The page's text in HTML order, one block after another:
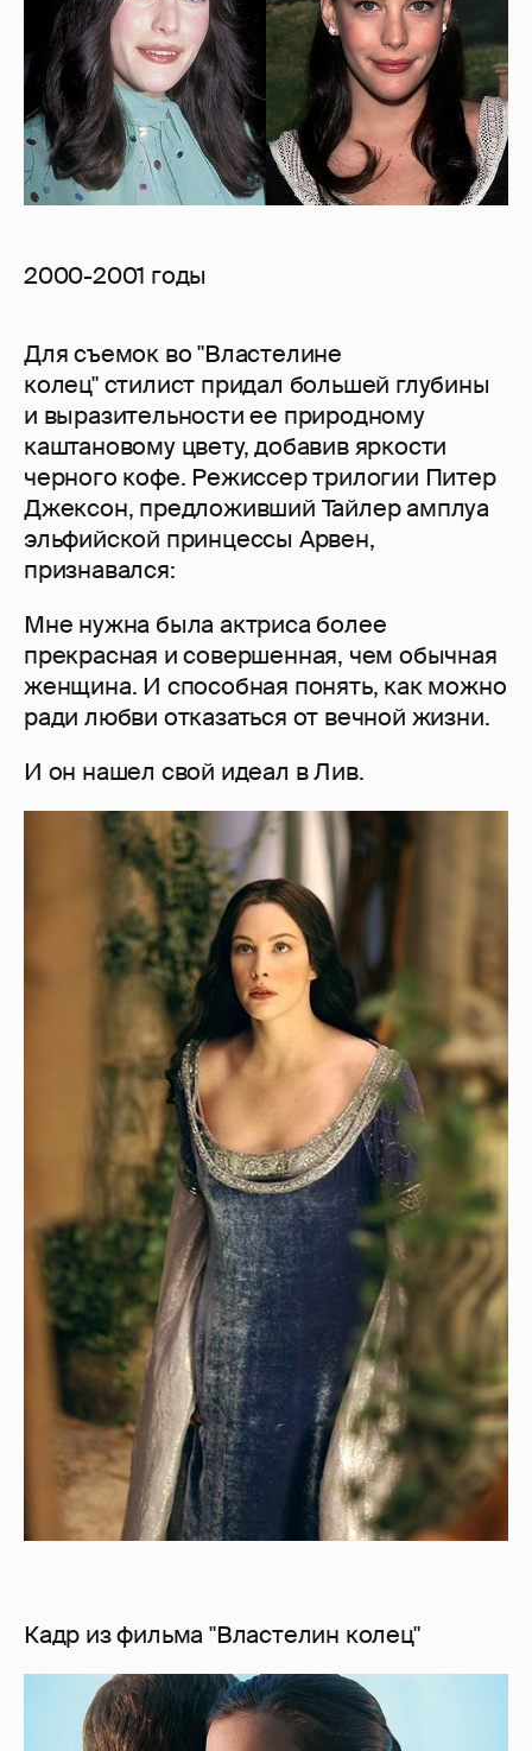
2000-2001 годы
Для съемок во "Властелине
колец" стилист придал большей глубины
и выразительности ее природному
каштановому цвету, добавив яркости
черного кофе. Режиссер трилогии Питер
Джексон, предложивший Тайлер амплуа
эльфийской принцессы Арвен,
признавался:
Мне нужна была актриса более
прекрасная и совершенная, чем обычная
женщина. И способная понять, как можно
ради любви отказаться от вечной жизни.
И он нашел свой идеал в Лив.
Кадр из фильма "Властелин колец"